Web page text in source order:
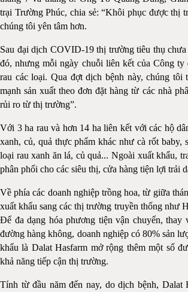
trại Trường Phúc, chia sẻ: “Khôi phục được thị
chúng tôi yên tâm hơn.
Sau đại dịch COVID-19 thị trường tiêu thụ
đó, nhưng mỗi ngày chuỗi liên kết của Công ty
rau các loại. Qua đợt dịch bệnh này, chúng tôi
mạnh sản xuất theo đơn đặt hàng từ các nhà
rủi ro từ thị trường”.
Với 3 ha rau và hơn 14 ha liên kết với các hộ
xanh, củ, quả thực phẩm khác như cà rốt baby,
loại rau xanh ăn lá, củ quả... Ngoài xuất khẩu,
phân phối cho các siêu thị, cửa hàng tiện lợi trải
Về phía các doanh nghiệp trồng hoa, từ giữa
xuất khẩu sang các thị trường truyền thống như
Để đa dạng hóa phương tiện vận chuyển, thay
đường hàng không, doanh nghiệp có 80% sản
khẩu là Dalat Hasfarm mở rộng thêm một số
khả năng tiếp cận thị trường.
Tính từ đầu năm đến nay, do dịch bệnh, Dalat